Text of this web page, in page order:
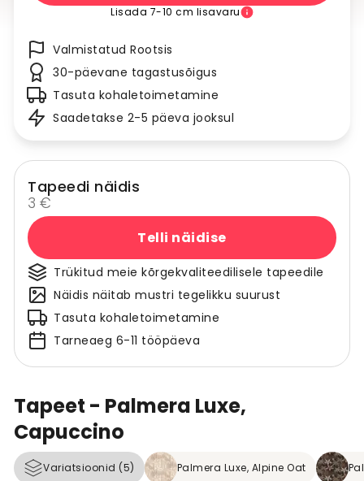
Tapeet - Palmera Luxe,
Capuccino
Variatsioonid (5) Palmera Luxe, Alpine Oat
Lisada 7-10 cm lisavaru
Valmistatud Rootsis
30-päevane tagastusõigus
Tasuta kohaletoimetamine
Saadetakse 2-5 päeva jooksul
Tapeedi näidis
3 €
Telli näidise
Trükitud meie kõrgekvaliteedilisele tapeedile
Näidis näitab mustri tegelikku suurust
Tasuta kohaletoimetamine
Tarneaeg 6-11 tööpäeva